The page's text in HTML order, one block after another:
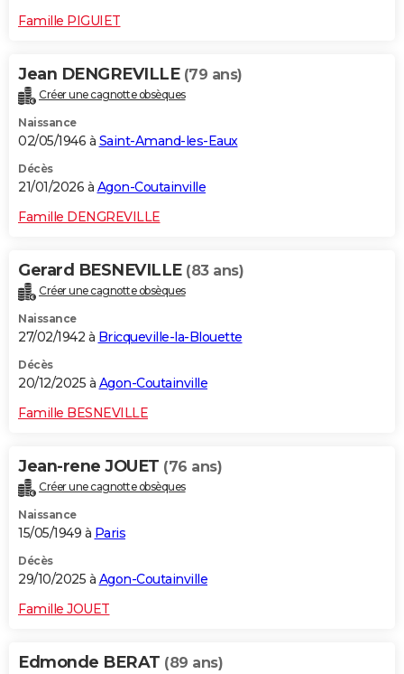
Famille PIGUIET
Jean DENGREVILLE (79 ans)
Créer une cagnotte obsèques
Naissance
02/05/1946 à Saint-Amand-les-Eaux
Décès
21/01/2026 à Agon-Coutainville
Famille DENGREVILLE
Gerard BESNEVILLE (83 ans)
Créer une cagnotte obsèques
Naissance
27/02/1942 à Bricqueville-la-Blouette
Décès
20/12/2025 à Agon-Coutainville
Famille BESNEVILLE
Jean-rene JOUET (76 ans)
Créer une cagnotte obsèques
Naissance
15/05/1949 à Paris
Décès
29/10/2025 à Agon-Coutainville
Famille JOUET
Edmonde BERAT (89 ans)